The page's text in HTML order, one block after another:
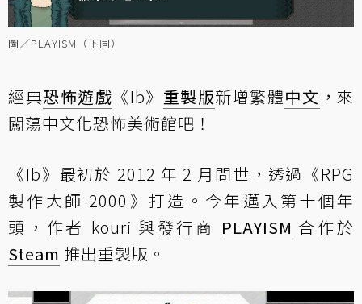
圖／PLAYISM（下同）
經典恐怖遊戲 《Ib》 重製版新增繁體中文 ，來
闖蕩中文化恐怖美術館吧！
《Ib》最初於 2012 年 2 月問世，透過《RPG
製作大師 2000》打造。今年邁入第十個年
頭，作者 kouri 與發行商 PLAYISM 合作於
Steam 推出重製版。